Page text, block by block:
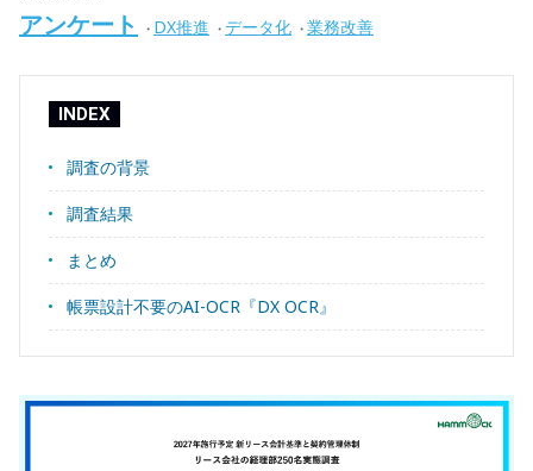
アンケート DX推進 データ化 業務改善
INDEX
調査の背景
調査結果
まとめ
帳票設計不要のAI-OCR『DX OCR』